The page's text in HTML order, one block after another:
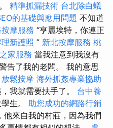
精準抓漏技術 台北除白蟻
的基礎與應用問題 不知道
摩服務 “亨麗埃特，你連正
新護照 ” 新北按摩服務 桃
家服務 當我注意到我沒有
告了我的老闆。 我的意思
鬆按摩 海外抓姦專業協助
我就需要扶手了。 台中養
生。 助您成功的網路行銷
他來自我的村莊，因為我們